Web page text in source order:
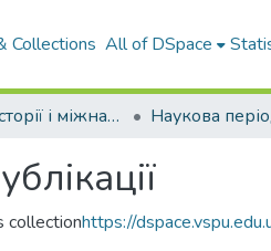
Collections All of DSpace
Факультет історії і міжнародних відносин
collectionhttps://